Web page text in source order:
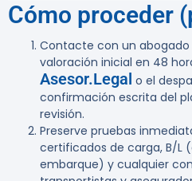
Cómo proceder
Contacte con un abogado
valoración inicial en 48
Asesor.Legal o el
confirmación escrita del
revisión.
Preserve pruebas
certificados de carga, B/L
embarque) y cualquier